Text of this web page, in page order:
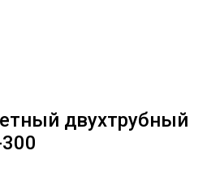
двухтрубный